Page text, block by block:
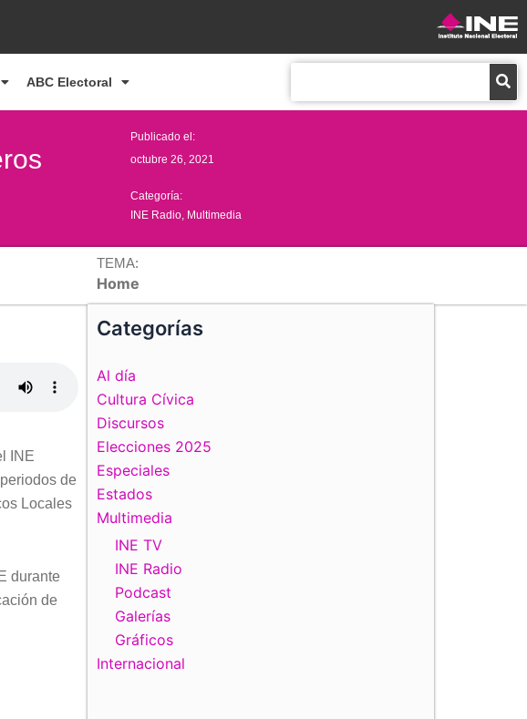
ABC Electoral
Publicado el:
octubre 26, 2021
Categoría:
INE Radio Multimedia
TEMA:
Home
INE
de
Locales
durante
de
Categorías
Al día
Cultura Cívica
Discursos
Elecciones 2025
Especiales
Estados
Multimedia
INE TV
INE Radio
Podcast
Galerías
Gráficos
Internacional